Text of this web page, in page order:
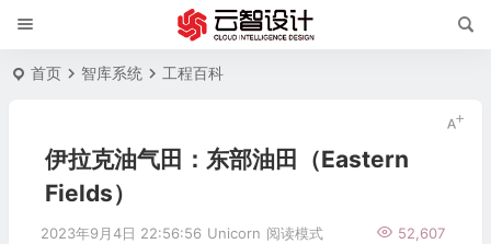
首页 智库系统 工程百科
伊拉克油气田：东部油田（Eastern
Fields）
2023年9月4日 22:56:56 Unicorn 52,607
阅读模式